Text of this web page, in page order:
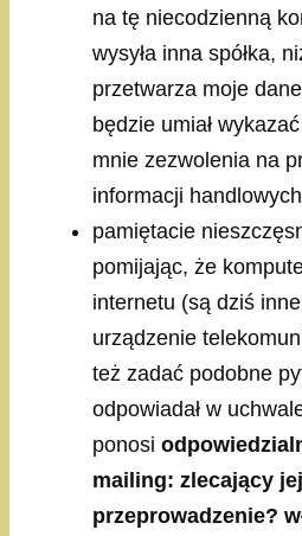
na tę niecodzienną
wysyła inna spółka,
przetwarza moje
będzie umiał
mnie zezwolenia na
informacji
pamiętacie
pomijając, że
internetu (są dziś
urządzenie
też zadać podobne
odpowiadał w
ponosi
mailing: zlecający jej
przeprowadzenie?